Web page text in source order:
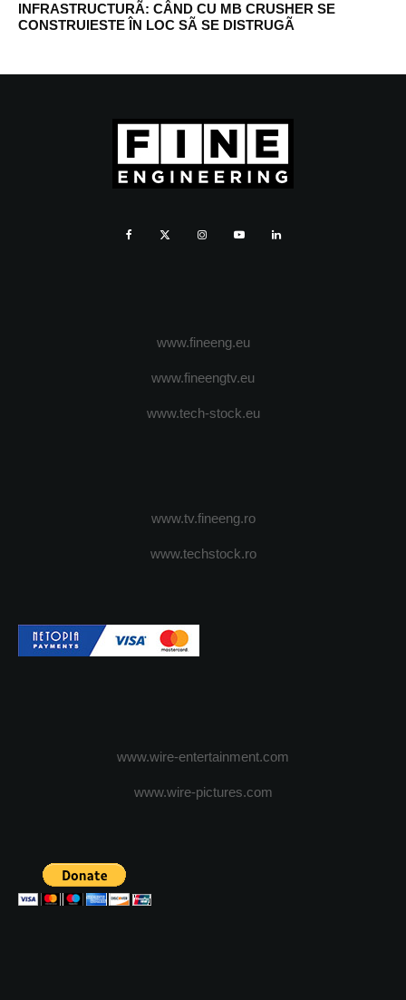
INFRASTRUCTURÃ: CÂND CU MB CRUSHER SE
CONSTRUIESTE ÎN LOC SÃ SE DISTRUGÃ
www.fineeng.eu
www.fineengtv.eu
www.tech-stock.eu
www.tv.fineeng.ro
www.techstock.ro
www.wire-entertainment.com
www.wire-pictures.com